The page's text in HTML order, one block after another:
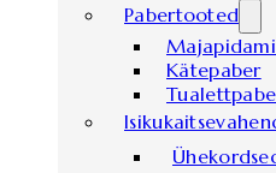
Pabertooted
Kätepaber